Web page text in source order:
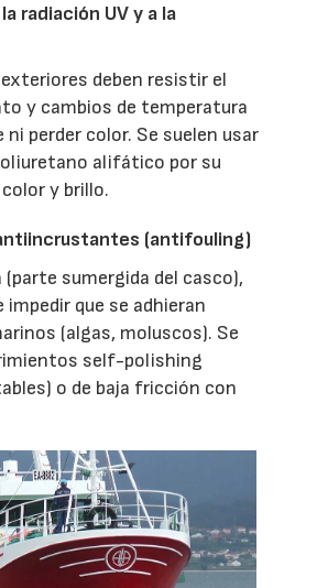
radiación UV y a la
deben resistir el
y cambios de temperatura
ni perder color. Se suelen usar
alifático por su
y brillo.
(antifouling)
(parte sumergida del casco),
impedir que se adhieran
(algas, moluscos). Se
self-polishing
o de baja fricción con